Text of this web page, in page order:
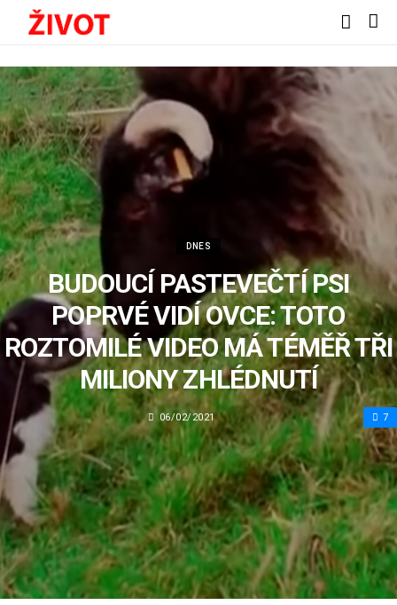
DNES
BUDOUCÍ PASTEVEČTÍ PSI
POPRVÉ VIDÍ OVCE: TOTO
ROZTOMILÉ VIDEO MÁ TÉMĚŘ TŘI
MILIONY ZHLÉDNUTÍ
06/02/2021 7